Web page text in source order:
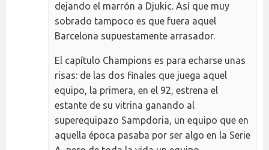
dejando el marrón a Djukic. Así que muy
sobrado tampoco es que fuera aquel
Barcelona supuestamente arrasador.
El capítulo Champions es para echarse unas
risas: de las dos finales que juega aquel
equipo, la primera, en el 92, estrena el
estante de su vitrina ganando al
superequipazo Sampdoria, un equipo que en
aquella época pasaba por ser algo en la Serie